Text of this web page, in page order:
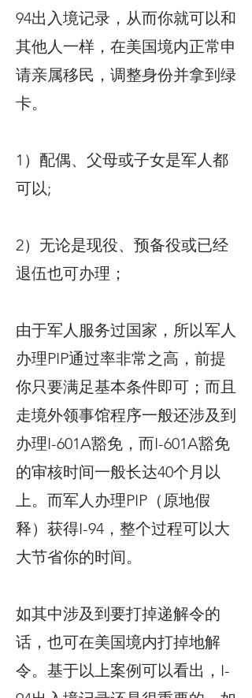
94出入境记录，从而你就可以和
其他人一样，在美国境内正常申
请亲属移民，调整身份并拿到绿
卡。
1）配偶、父母或子女是军人都
可以;
2）无论是现役、预备役或已经
退伍也可办理；
由于军人服务过国家，所以军人
办理PIP通过率非常之高，前提
你只要满足基本条件即可；而且
走境外领事馆程序一般还涉及到
办理I-601A豁免，而I-601A豁免
的审核时间一般长达40个月以
上。而军人办理PIP（原地假
释）获得I-94，整个过程可以大
大节省你的时间。
如其中涉及到要打掉递解令的
话，也可在美国境内打掉地解
令。基于以上案例可以看出，I-